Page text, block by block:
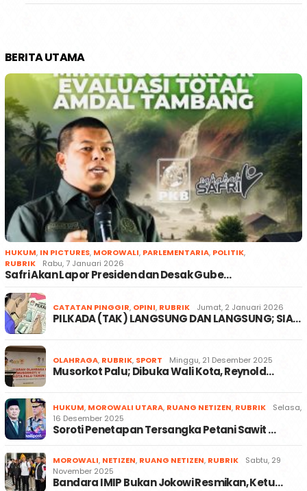
BERITA UTAMA
HUKUM, IN PICTURES, MOROWALI, PARLEMENTARIA, POLITIK,
RUBRIK
Rabu, 7 Januari 2026
Safri Akan Lapor Presiden dan Desak Gube…
CATATAN PINGGIR, OPINI, RUBRIK Jumat, 2 Januari 2026
PILKADA (TAK) LANGSUNG DAN LANGSUNG; SIA…
OLAHRAGA, RUBRIK, SPORT Minggu, 21 Desember 2025
Musorkot Palu; Dibuka Wali Kota, Reynold…
HUKUM, MOROWALI UTARA, RUANG NETIZEN, RUBRIK
Selasa,
16 Desember 2025
Soroti Penetapan Tersangka Petani Sawit …
MOROWALI, NETIZEN, RUANG NETIZEN, RUBRIK
Sabtu, 29
November 2025
Bandara IMIP Bukan Jokowi Resmikan, Ketu…